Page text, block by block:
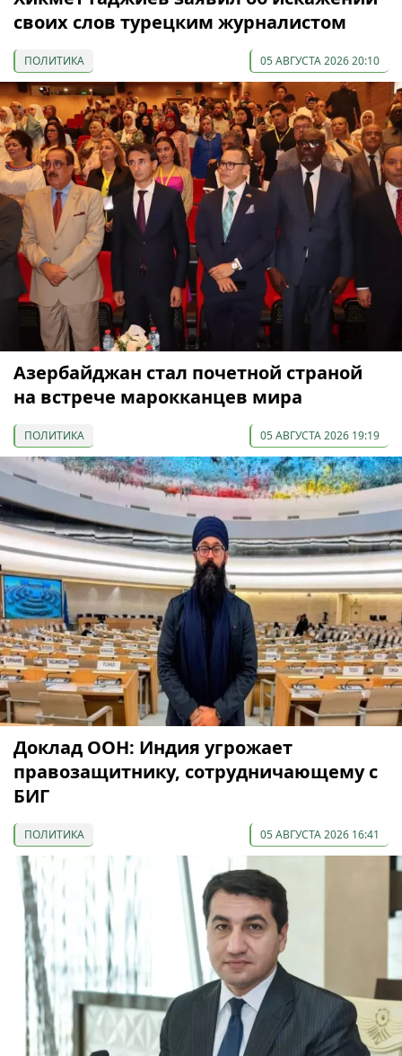
своих слов турецким журналистом
ПОЛИТИКА 05 АВГУСТА 2026 20:10
Азербайджан стал почетной страной
на встрече марокканцев мира
ПОЛИТИКА 05 АВГУСТА 2026 19:19
Доклад ООН: Индия угрожает
правозащитнику, сотрудничающему с
БИГ
ПОЛИТИКА 05 АВГУСТА 2026 16:41